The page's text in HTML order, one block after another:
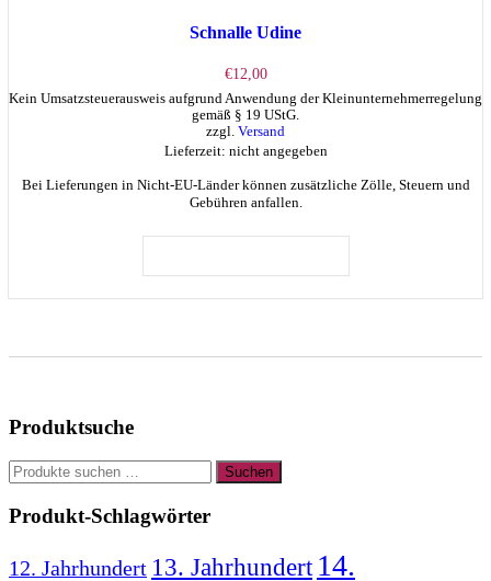
Schnalle Udine
€12,00
Kein Umsatzsteuerausweis aufgrund Anwendung der Kleinunternehmerregelung
gemäß § 19 UStG.
zzgl. Versand
Lieferzeit: nicht angegeben
Bei Lieferungen in Nicht-EU-Länder können zusätzliche Zölle, Steuern und
Gebühren anfallen.
Produktsuche
Suchen
nach:
Suchen
Produkt-Schlagwörter
12. Jahrhundert 13. Jahrhundert 14.